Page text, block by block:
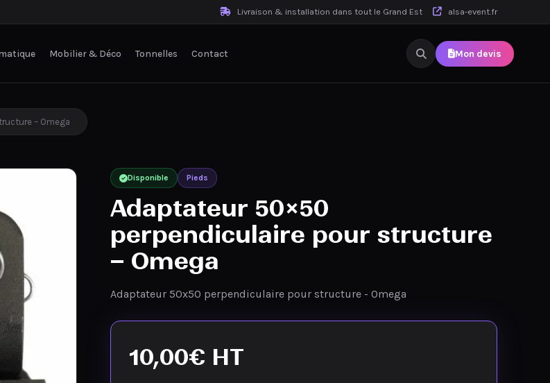
Livraison & installation dans tout le Grand Est alsa-event.fr
Mobilier & Déco Tonnelles Contact Mon devis
– Omega
Disponible Pieds
Adaptateur 50×50
perpendiculaire pour structure
– Omega
Adaptateur 50x50 perpendiculaire pour structure - Omega
10,00€ HT